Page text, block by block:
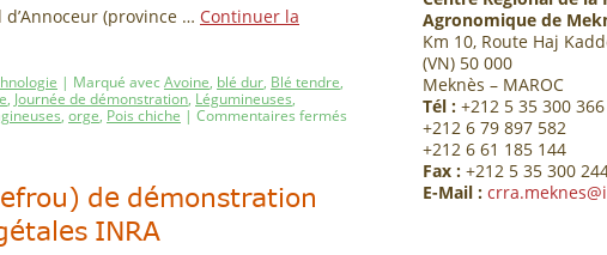
(province … Continuer la
| Marqué avec Avoine, blé dur, Blé tendre,
, Journée de démonstration, Légumineuses,
, orge, Pois chiche | Commentaires fermés
de démonstration
INRA
Agronomique de
Km 10, Route Haj
(VN) 50 000
Meknès – MAROC
Tél : +212 5 35 300 366
+212 6 79 897 582
+212 6 61 185 144
Fax : +212 5 35 300
E-Mail :